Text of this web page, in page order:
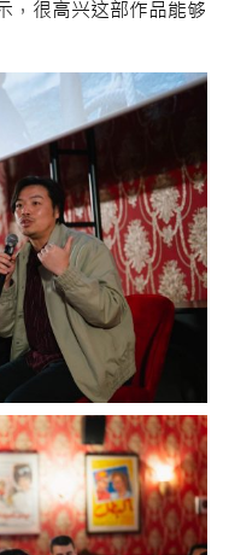
，很高兴这部作品能够